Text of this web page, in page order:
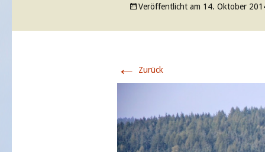
Veröffentlicht am 14. Oktober
← Zurück